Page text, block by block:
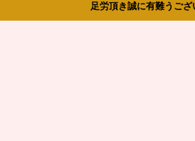
足労頂き誠に有難うござ